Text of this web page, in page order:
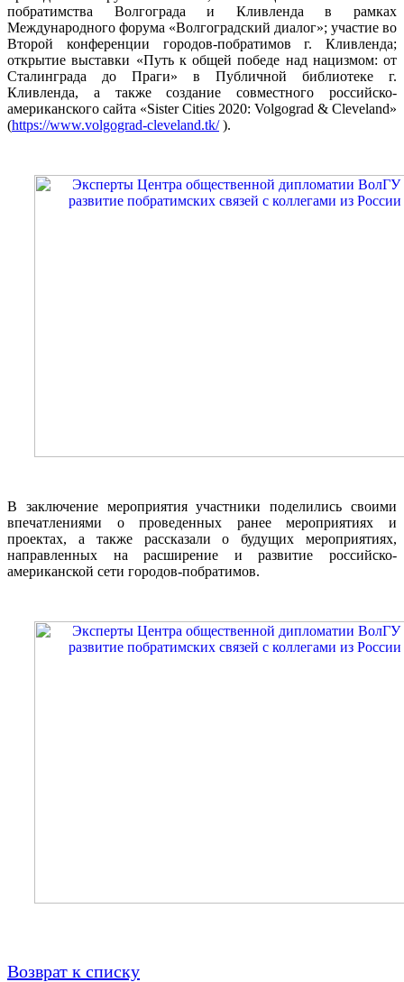
побратимства Волгограда и Кливленда в рамках
Международного форума «Волгоградский диалог»; участие во
Второй конференции городов-побратимов г. Кливленда;
открытие выставки «Путь к общей победе над нацизмом: от
Сталинграда до Праги» в Публичной библиотеке г.
Кливленда, а также создание совместного российско-
американского сайта «Sister Cities 2020: Volgograd & Cleveland»
(https://www.volgograd-cleveland.tk/).
В заключение мероприятия участники поделились своими
впечатлениями о проведенных ранее мероприятиях и
проектах, а также рассказали о будущих мероприятиях,
направленных на расширение и развитие российско-
американской сети городов-побратимов.
Возврат к списку